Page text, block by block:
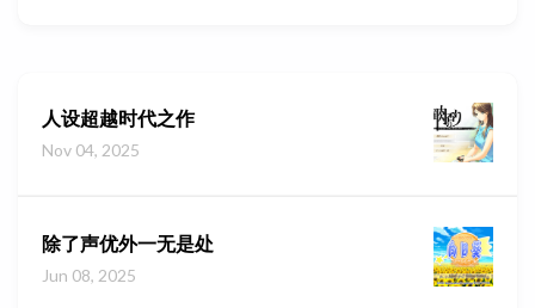
人设超越时代之作
Nov 04, 2025
除了声优外一无是处
Jun 08, 2025